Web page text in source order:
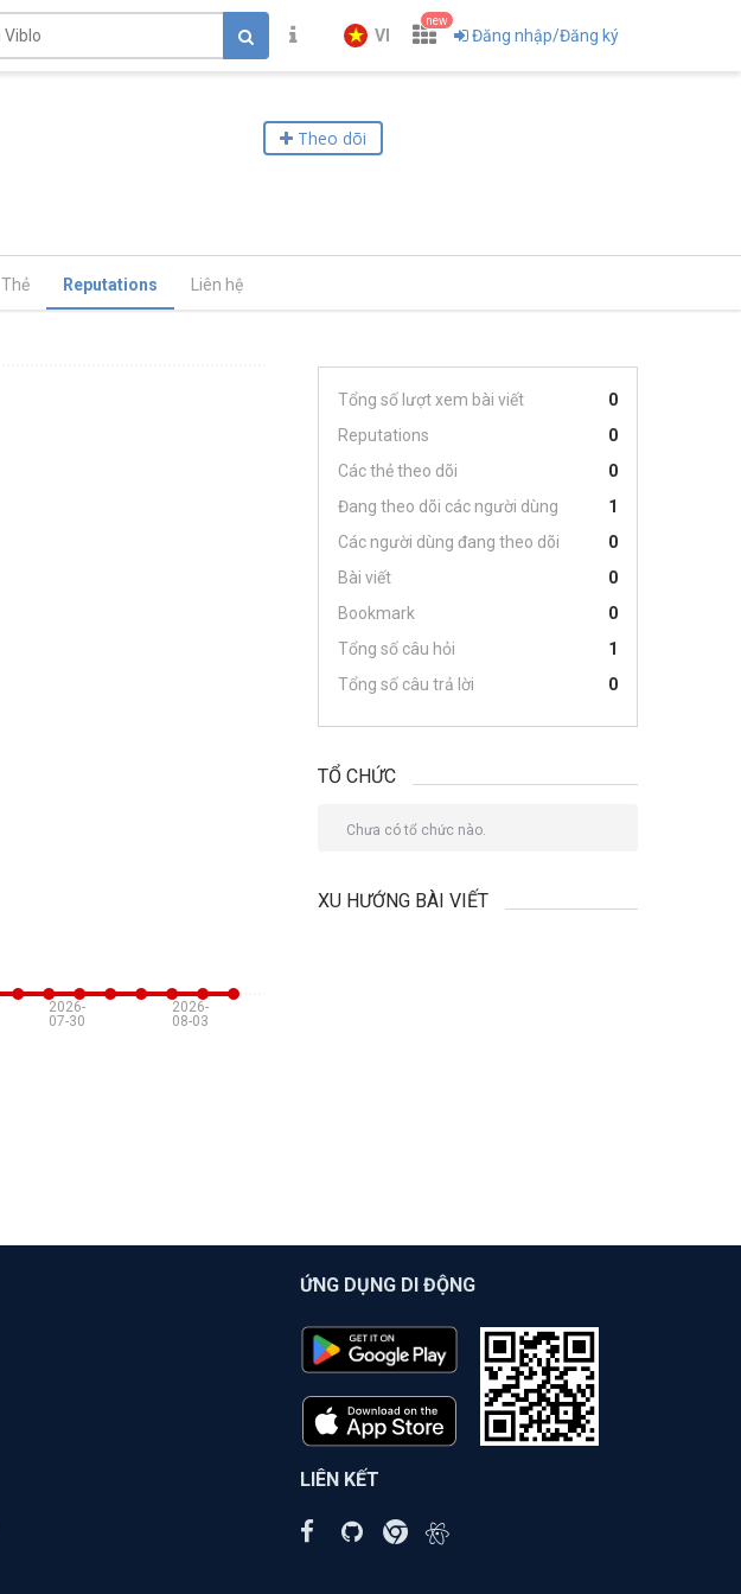
VI
new
Đăng nhập/Đăng ký
Theo dõi
Thẻ Reputations Liên hệ
2026-
07-30
2026-
08-03
Tổng số lượt xem bài viết
0
Reputations
0
Các thẻ theo dõi
0
Đang theo dõi các người dùng
1
Các người dùng đang theo dõi
0
Bài viết
0
Bookmark
0
Tổng số câu hỏi
1
Tổng số câu trả lời
0
TỔ CHỨC
Chưa có tổ chức nào.
XU HƯỚNG BÀI VIẾT
ỨNG DỤNG DI ĐỘNG
LIÊN KẾT